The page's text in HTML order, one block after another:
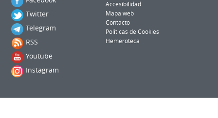
Twitter
Telegram
RSS
Youtube
Instagram
Accesibilidad
Mapa web
Contacto
Politicas de Cookies
Hemeroteca